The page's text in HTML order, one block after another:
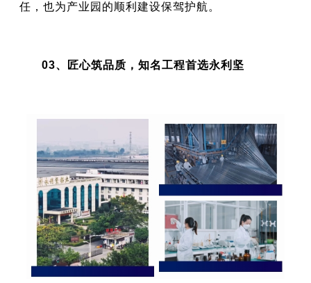
任，也为产业园的顺利建设保驾护航。
03、匠心筑品质，知名工程首选永利坚